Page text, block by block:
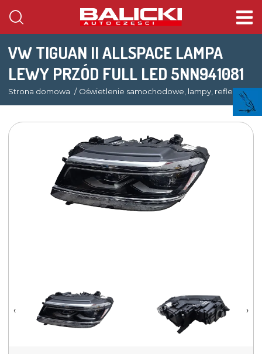
VW TIGUAN II ALLSPACE LAMPA
LEWY PRZÓD FULL LED 5NN941081
Strona domowa Oświetlenie samochodowe, lampy, reflektory
‹ ›